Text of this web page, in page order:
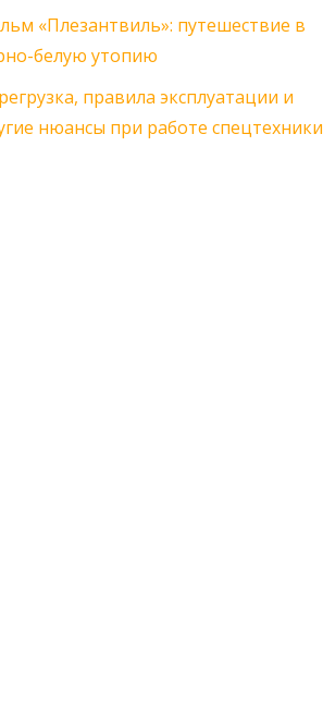
«Плезантвиль»: путешествие в
белую утопию
правила эксплуатации и
нюансы при работе спецтехники